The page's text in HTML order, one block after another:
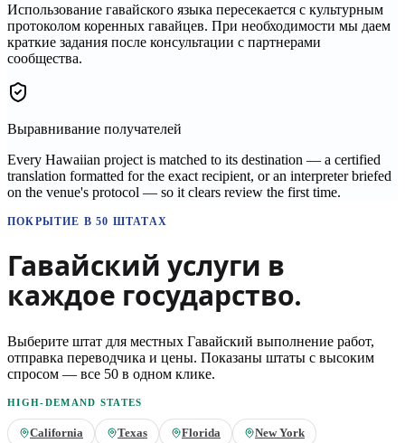
Использование гавайского языка пересекается с культурным
протоколом коренных гавайцев. При необходимости мы даем
краткие задания после консультации с партнерами
сообщества.
Выравнивание получателей
Every Hawaiian project is matched to its destination — a certified
translation formatted for the exact recipient, or an interpreter briefed
on the venue's protocol — so it clears review the first time.
ПОКРЫТИЕ В 50 ШТАТАХ
Гавайский услуги в
каждое государство.
Выберите штат для местных Гавайский выполнение работ,
отправка переводчика и цены. Показаны штаты с высоким
спросом — все 50 в одном клике.
HIGH-DEMAND STATES
California Texas Florida New York